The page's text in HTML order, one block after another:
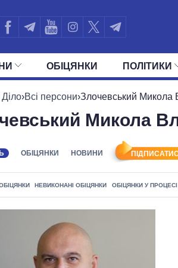
ОБIЦЯНКИ ПОЛIТИКИ
УСІ ПОЛІТИКИ ПРЕЗИДЕНТ І
›Всі персони›Злочевський Микола
Микола
ОБІЦЯНКИ НОВИНИ
НЕВИКОНАНІ ОБІЦЯНКИ ОБІЦЯНКИ У ПРОЦЕСІ